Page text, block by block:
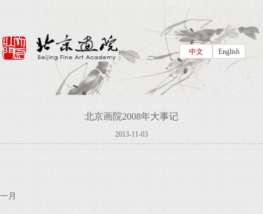
English
中文
北京画院2008年大事记
2013-11-03
一月